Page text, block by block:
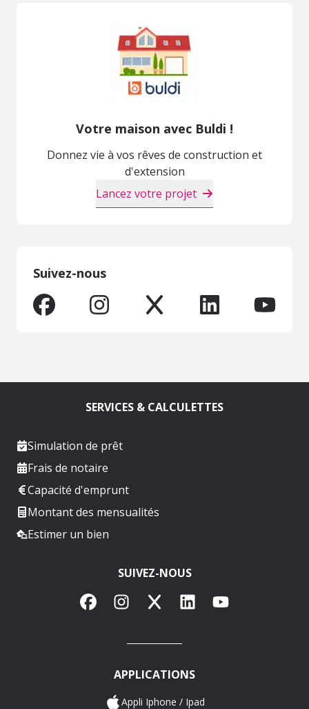
Votre maison avec Buldi !
Donnez vie à vos rêves de construction et
d'extension
Lancez votre projet
Suivez-nous
SERVICES & CALCULETTES
Simulation de prêt
Frais de notaire
Capacité d'emprunt
Montant des mensualités
Estimer un bien
SUIVEZ-NOUS
FacebookInstagram
X LinkedInYouTube
APPLICATIONS
Appli Iphone / Ipad